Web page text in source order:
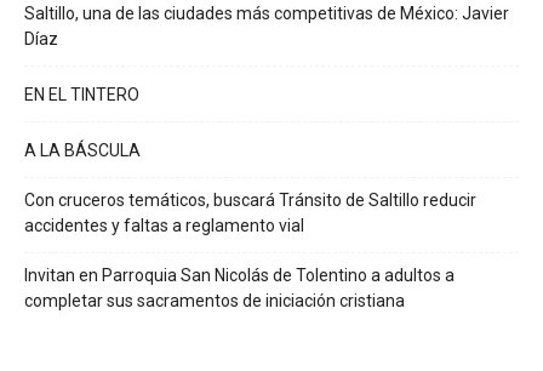
Saltillo, una de las ciudades más competitivas de México: Javier
Díaz
EN EL TINTERO
A LA BÁSCULA
Con cruceros temáticos, buscará Tránsito de Saltillo reducir
accidentes y faltas a reglamento vial
Invitan en Parroquia San Nicolás de Tolentino a adultos a
completar sus sacramentos de iniciación cristiana